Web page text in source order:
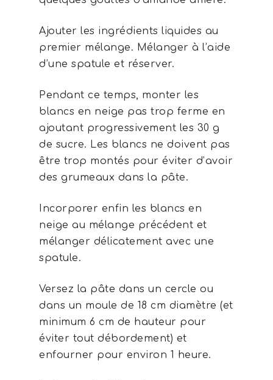
Ajouter les ingrédients liquides au
premier mélange. Mélanger à l’aide
d’une spatule et réserver.
Pendant ce temps, monter les
blancs en neige pas trop ferme en
ajoutant progressivement les 30 g
de sucre. Les blancs ne doivent pas
être trop montés pour éviter d’avoir
des grumeaux dans la pâte.
Incorporer enfin les blancs en
neige au mélange précédent et
mélanger délicatement avec une
spatule.
Versez la pâte dans un cercle ou
dans un moule de 18 cm diamètre (et
minimum 6 cm de hauteur pour
éviter tout débordement) et
enfourner pour environ 1 heure.